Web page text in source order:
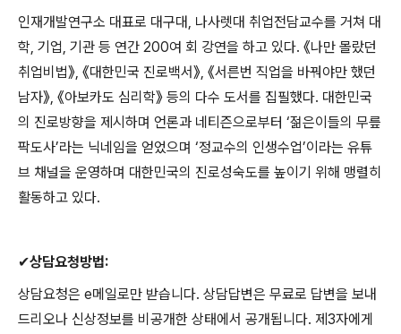
인재개발연구소 대표로 대구대 , 나사렛대 취업전담교수를 거쳐 대
학, 기업, 기관 등 연간 200여 회 강연을 하고 있다. 《나만 몰랐던
취업비법》, 《대한민국 진로백서 》, 《서른번 직업을 바꿔야만 했던
남자》, 《아보카도 심리학》 등의 다수 도서를 집필했다. 대한민국
의 진로방향을 제시하며 언론과 네티즌으로부터 ‘젊은이들의 무릎
팍도사’라는 닉네임을 얻었으며 ‘정교수의 인생수업’이라는 유튜
브 채널을 운영하며 대한민국의 진로성숙도를 높이기 위해 맹렬히
활동하고 있다.
✔상담요청방법:
상담요청은 e메일로만 받습니다. 상담답변은 무료로 답변을 보내
드리오나 신상정보를 비공개한 상태에서 공개됩니다. 제 3자에게